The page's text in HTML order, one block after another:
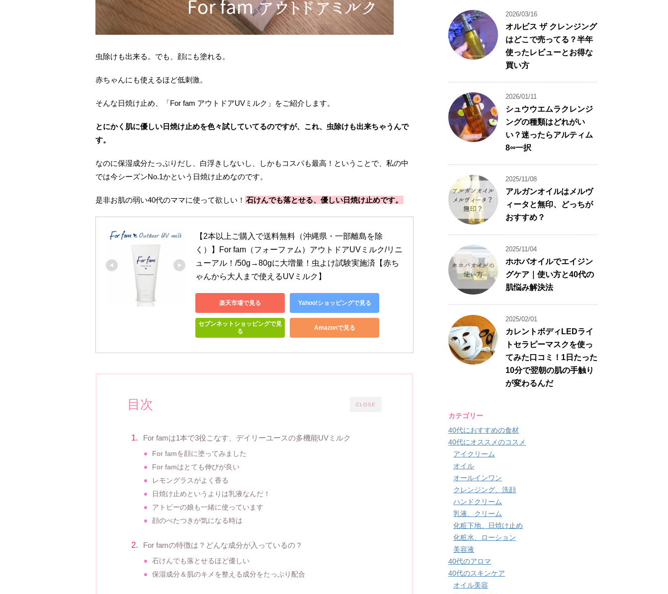
虫除けも出来る。でも、顔にも塗れる。
赤ちゃんにも使えるほど低刺激。
そんな日焼け止め、「For fam アウトドアUVミルク」をご紹介します。
とにかく肌に優しい日焼け止めを色々試していてるのですが、これ、虫除けも出来ちゃうんで
す。
なのに保湿成分たっぷりだし、白浮きしないし、しかもコスパも最高！ということで、私の中
では今シーズンNo.1かという日焼け止めなのです。
是非お肌の弱い40代のママに使って欲しい！ 石けんでも落とせる、優しい日焼け止めです。
【2本以上ご購入で送料無料（沖縄県・一部離島を除
く）】For fam（フォーファム）アウトドアUVミルク/リニ
ューアル！/50g→80gに大増量！虫よけ試験実施済【赤ち
ゃんから大人まで使えるUVミルク】
楽天市場で見る Yahoo!ショッピングで見る
セブンネットショッピングで見
る
Amazonで見る
CLOSE
目次
For famは1本で3役こなす、デイリーユースの多機能UVミルク
For famを顔に塗ってみました
For famはとても伸びが良い
レモングラスがよく香る
日焼け止めというよりは乳液なんだ！
アトピーの娘も一緒に使っています
顔のべたつきが気になる時は
For famの特徴は？どんな成分が入っているの？
石けんでも落とせるほど優しい
保湿成分＆肌のキメを整える成分をたっぷり配合
2026/03/16
オルビス ザ クレンジング
はどこで売ってる？半年
使ったレビューとお得な
買い方
2026/01/11
シュウウエムラクレンジ
ングの種類はどれがい
い？迷ったらアルティム
8∞一択
2025/11/08
アルガンオイルはメルヴ
ィータと無印、どっちが
おすすめ？
2025/11/04
ホホバオイルでエイジン
グケア｜使い方と40代の
肌悩み解決法
2025/02/01
カレントボディLEDライ
トセラピーマスクを使っ
てみた口コミ！1日たった
10分で翌朝の肌の手触り
が変わるんだ
カテゴリー
40代におすすめの食材
40代にオススメのコスメ
アイクリーム
オイル
オールインワン
クレンジング、洗顔
ハンドクリーム
乳液、クリーム
化粧下地、日焼け止め
化粧水、ローション
美容液
40代のアロマ
40代のスキンケア
オイル美容